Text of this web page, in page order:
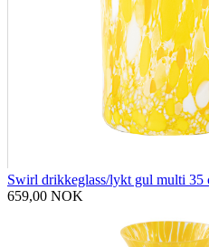
Swirl drikkeglass/lykt gul multi 35
659,00 NOK